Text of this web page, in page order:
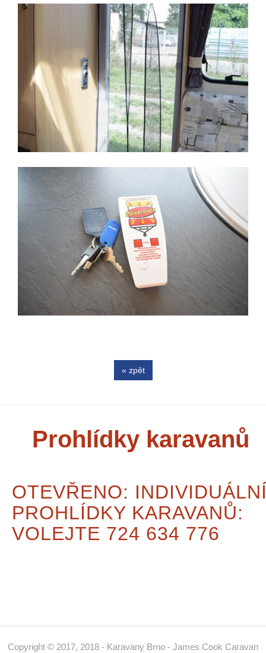
« zpět
Prohlídky karavanů
OTEVŘENO:
PROHLÍDKY KARAVANŮ:
VOLEJTE 724 634 776
Copyright © 2017, 2018 - Karavany Brno - James Cook Caravan